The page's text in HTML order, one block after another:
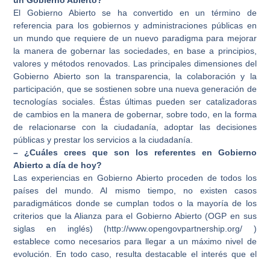
El Gobierno Abierto se ha convertido en un término de
referencia para los gobiernos y administraciones públicas en
un mundo que requiere de un nuevo paradigma para mejorar
la manera de gobernar las sociedades, en base a principios,
valores y métodos renovados. Las principales dimensiones del
Gobierno Abierto son la transparencia, la colaboración y la
participación, que se sostienen sobre una nueva generación de
tecnologías sociales. Éstas últimas pueden ser catalizadoras
de cambios en la manera de gobernar, sobre todo, en la forma
de relacionarse con la ciudadanía, adoptar las decisiones
públicas y prestar los servicios a la ciudadanía.
– ¿Cuáles crees que son los referentes en Gobierno
Abierto a día de hoy?
Las experiencias en Gobierno Abierto proceden de todos los
países del mundo. Al mismo tiempo, no existen casos
paradigmáticos donde se cumplan todos o la mayoría de los
criterios que la Alianza para el Gobierno Abierto (OGP en sus
siglas en inglés) (http://www.opengovpartnership.org/ )
establece como necesarios para llegar a un máximo nivel de
evolución. En todo caso, resulta destacable el interés que el